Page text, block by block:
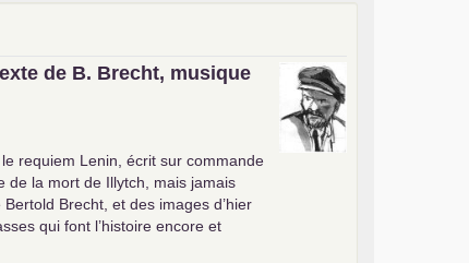
de B. Brecht, musique
requiem Lenin, écrit sur commande
de la mort de Illytch, mais jamais
Bertold Brecht, et des images d’hier
qui font l’histoire encore et